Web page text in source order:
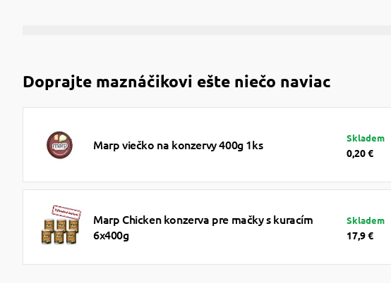
Doprajte maznáčikovi ešte niečo naviac
Marp viečko na konzervy 400g 1ks Skladem
0,20 €
Marp Chicken konzerva pre mačky s kuracím
6x400g
Skladem
17,9 €